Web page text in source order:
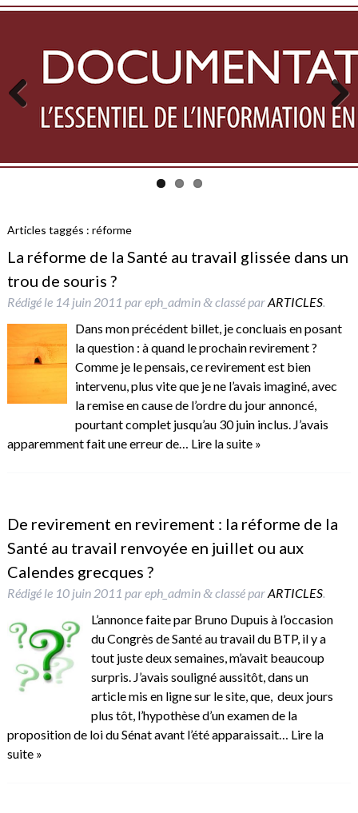
Previous Next
Articles taggés : réforme
La réforme de la Santé au travail glissée dans un
trou de souris ?
Rédigé le 14 juin 2011 pareph_admin &classé parARTICLES.
Dans mon précédent billet, je concluais en posant
la question : à quand le prochain revirement ?
Comme je le pensais, ce revirement est bien
intervenu, plus vite que je ne l’avais imaginé, avec
la remise en cause de l’ordre du jour annoncé,
pourtant complet jusqu’au 30 juin inclus. J’avais
apparemment fait une erreur de… Lire la suite »
De revirement en revirement : la réforme de la
Santé au travail renvoyée en juillet ou aux
Calendes grecques ?
Rédigé le 10 juin 2011 pareph_admin &classé parARTICLES.
L’annonce faite par Bruno Dupuis à l’occasion
du Congrès de Santé au travail du BTP, il y a
tout juste deux semaines, m’avait beaucoup
surpris. J’avais souligné aussitôt, dans un
article mis en ligne sur le site, que, deux jours
plus tôt, l’hypothèse d’un examen de la
proposition de loi du Sénat avant l’été apparaissait… Lire la
suite »